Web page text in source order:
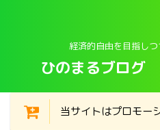
経済的自由を目指し
ひのまるブログ
当サイトはプロモー